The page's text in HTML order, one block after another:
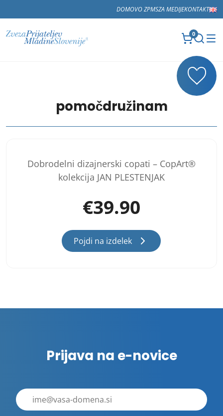
DOMOVO ZPMSZA MEDIJEKONTAKT
0
pomočdružinam
Dobrodelni dizajnerski copati – CopArt®
kolekcija JAN PLESTENJAK
€39.90
Pojdi na izdelek
Prijava na e-novice
E-
poštni